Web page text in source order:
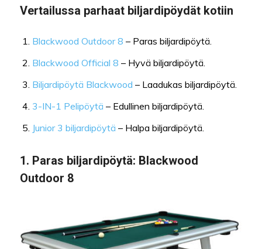
Vertailussa parhaat biljardipöydät kotiin
Blackwood Outdoor 8 – Paras biljardipöytä.
Blackwood Official 8 – Hyvä biljardipöytä.
Biljardipöytä Blackwood – Laadukas biljardipöytä.
3-IN-1 Pelipöytä – Edullinen biljardipöytä.
Junior 3 biljardipöytä – Halpa biljardipöytä.
1. Paras biljardipöytä: Blackwood
Outdoor 8